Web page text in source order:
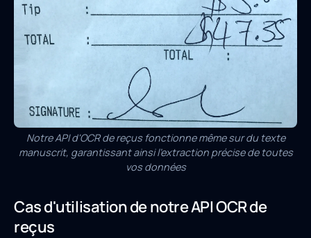
Notre API d'OCR de reçus fonctionne même sur du texte
manuscrit, garantissant ainsi l'extraction précise de toutes
vos données
Cas d'utilisation de notre API OCR de
reçus